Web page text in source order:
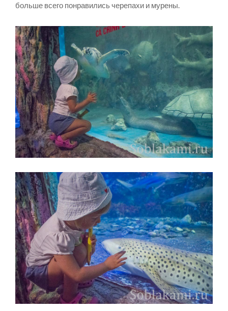
больше всего понравились черепахи и мурены.